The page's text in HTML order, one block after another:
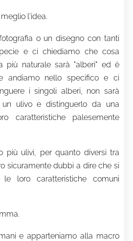
l'idea.
o un disegno con tanti
e ci chiediamo che cosa
più naturale sarà "alberi" ed è
andiamo nello specifico e ci
i singoli alberi, non sarà
un ulivo e distinguerlo da una
caratteristiche palesemente
più ulivi, per quanto diversi tra
sicuramente dubbi a dire che si
loro caratteristiche comuni
e apparteniamo alla macro